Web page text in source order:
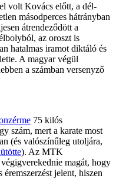
volt Kovács előtt, a dél-
másodperces hátrányban
átrendeződött a
az oroszt is
hatalmas iramot diktáló és
A magyar végül
a számban versenyző
75 kilós
szám, mert a karate most
(és valószínűleg utoljára,
). Az MTK
magát, hogy
jelent, hiszen